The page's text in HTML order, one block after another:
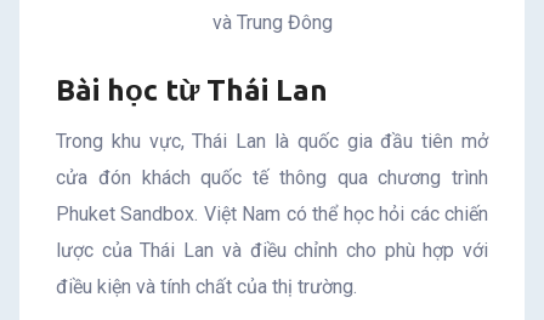
và Trung Đông
Bài học từ Thái Lan
Trong khu vực, Thái Lan là quốc gia đầu tiên mở
cửa đón khách quốc tế thông qua chương trình
Phuket Sandbox. Việt Nam có thể học hỏi các chiến
lược của Thái Lan và điều chỉnh cho phù hợp với
điều kiện và tính chất của thị trường.